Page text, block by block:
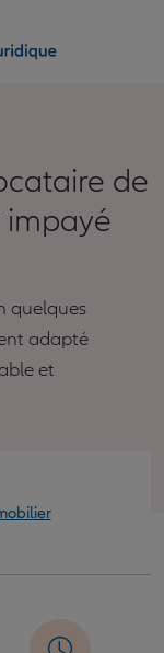
de
quelques
adapté
et